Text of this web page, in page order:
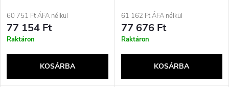
ig
60 751 Ft ÁFA nélkül
77 154 Ft
Raktáron
KOSÁRBA
61 162 Ft ÁFA nélkül
77 676 Ft
Raktáron
KOSÁRBA